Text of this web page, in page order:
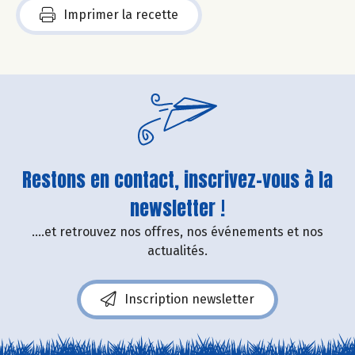
Imprimer la recette
Restons en contact, inscrivez-vous à la
newsletter !
....et retrouvez nos offres, nos événements et nos
actualités.
Inscription newsletter